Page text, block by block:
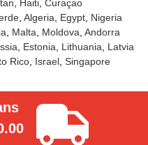
Haiti Curaçao
Algeria Egypt Nigeria
Malta Moldova Andorra
Estonia Lithuania
Latvia
Rico Israel Singapore